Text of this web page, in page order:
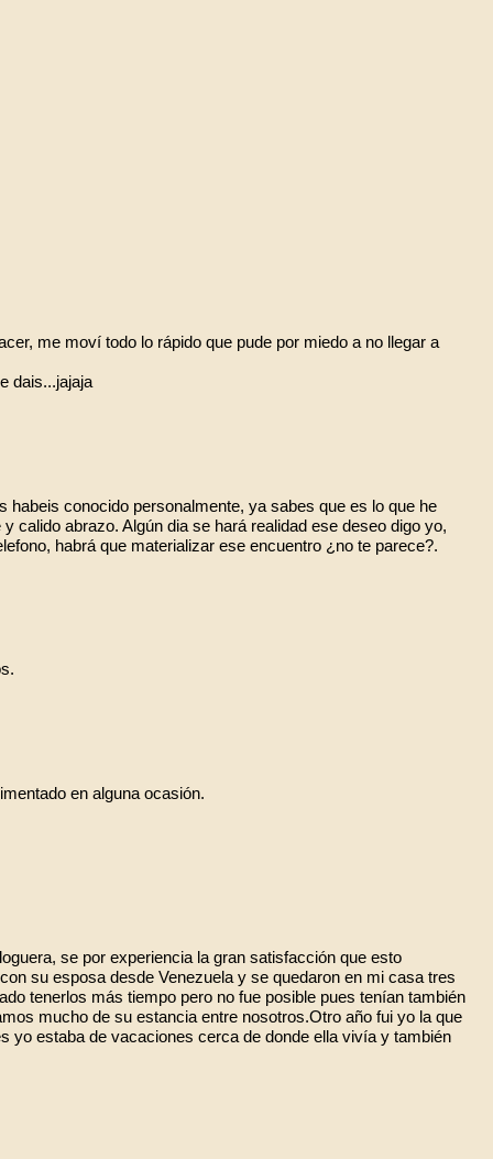
me moví todo lo rápido que pude por miedo a no llegar a
dais...jajaja
conocido personalmente, ya sabes que es lo que he
calido abrazo. Algún dia se hará realidad ese deseo digo yo,
habrá que materializar ese encuentro ¿no te parece?.
en alguna ocasión.
se por experiencia la gran satisfacción que esto
su esposa desde Venezuela y se quedaron en mi casa tres
tenerlos más tiempo pero no fue posible pues tenían también
mucho de su estancia entre nosotros.Otro año fui yo la que
yo estaba de vacaciones cerca de donde ella vivía y también